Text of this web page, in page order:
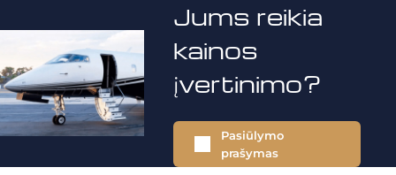
Jums reikia
kainos
įvertinimo?
Pasiūlymo
prašymas